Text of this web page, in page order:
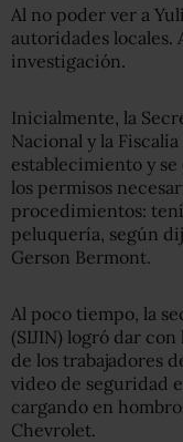
Al no poder ver a
autoridades locales.
investigación.
Inicialmente, la
Nacional y la
establecimiento y
los permisos
procedimientos:
peluquería, según
Gerson Bermont.
Al poco tiempo, la
(SIJIN) logró dar
de los trabajadores
video de seguridad
cargando en
Chevrolet.